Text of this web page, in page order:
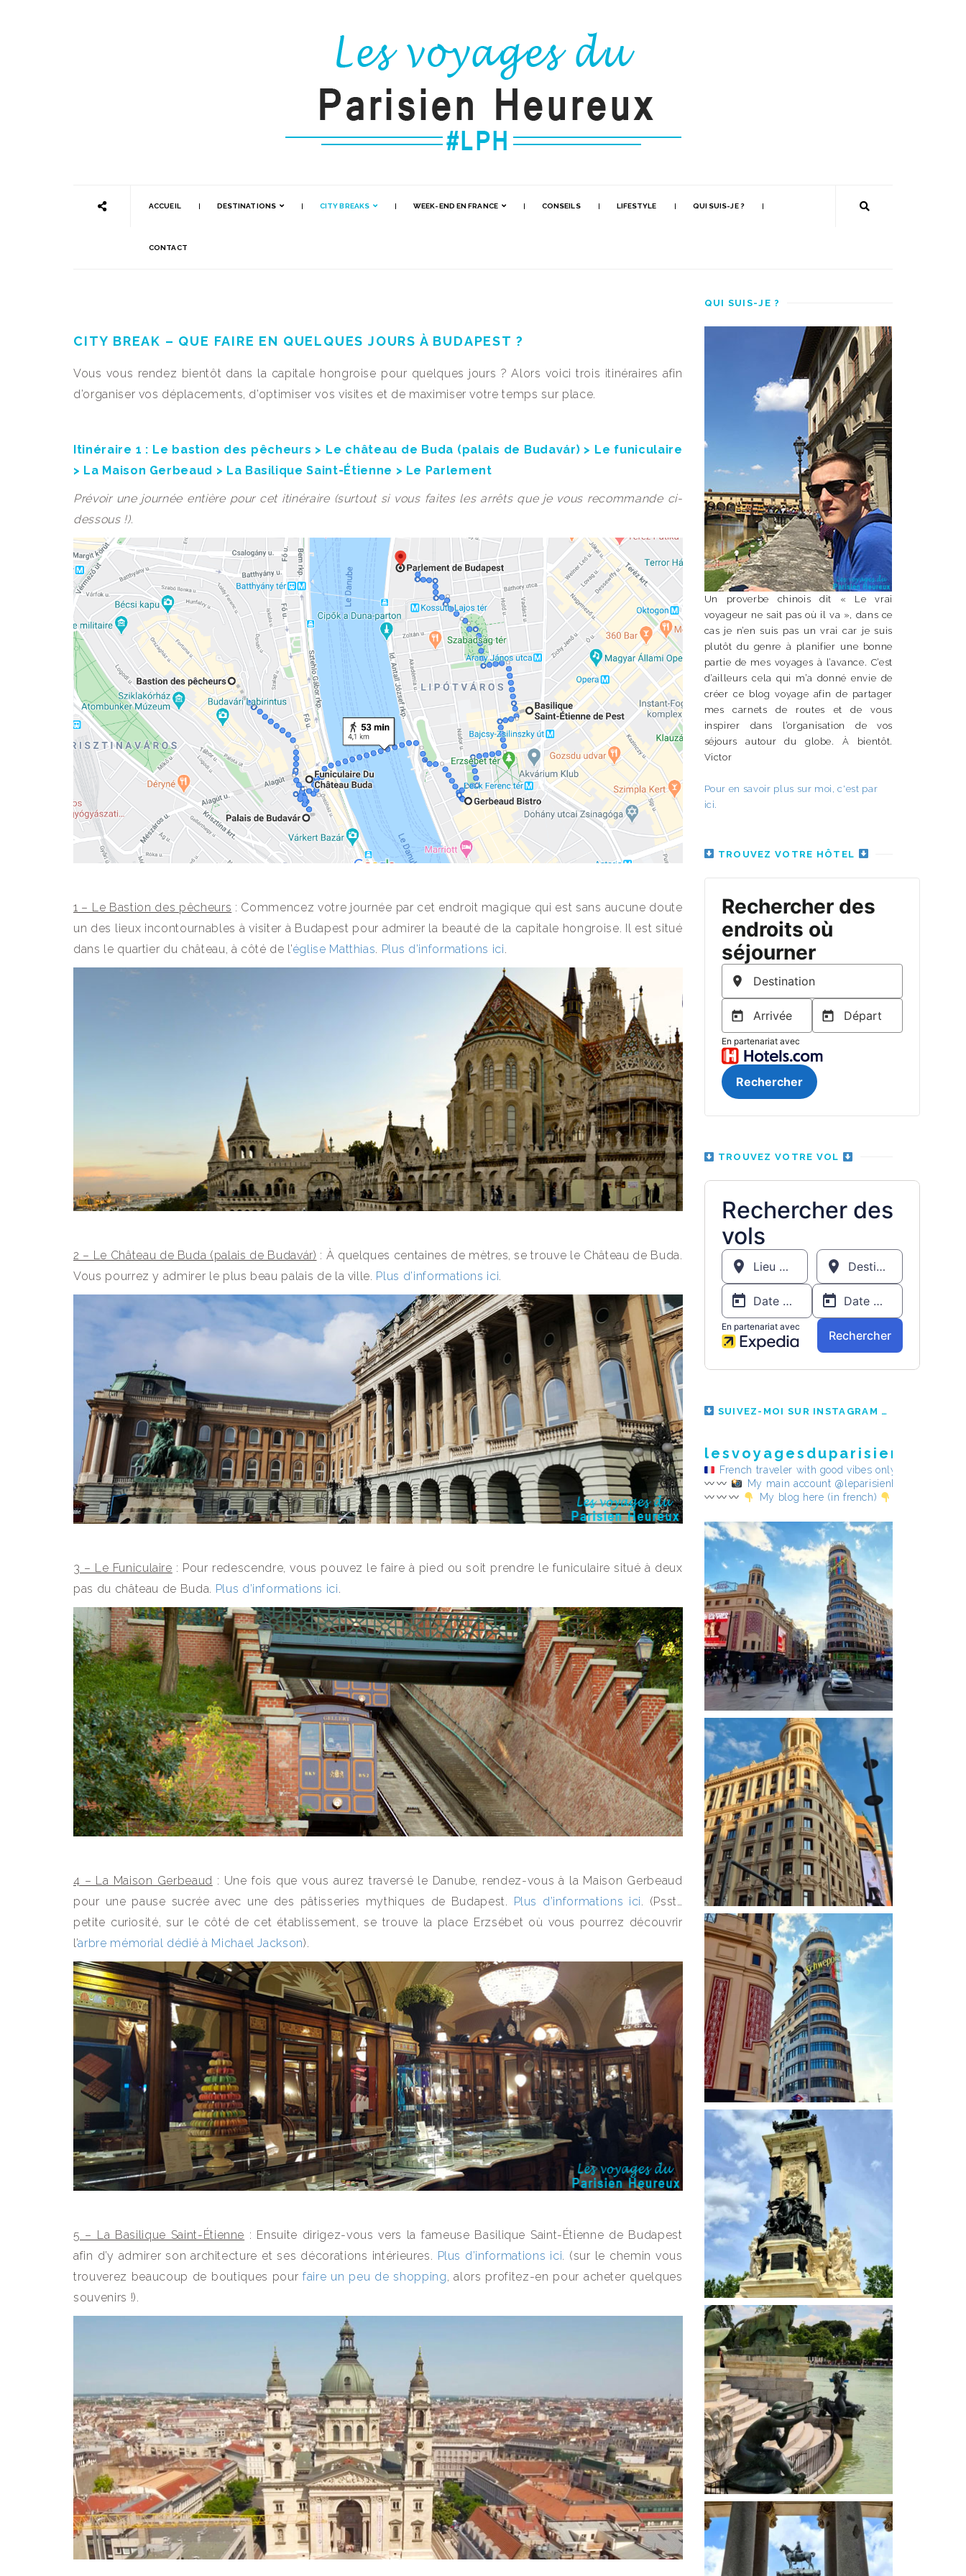
ACCUEIL DESTINATIONS CITY BREAKS WEEK-END EN FRANCE CONSEILS LIFESTYLE QUI SUIS-JE ?
CONTACT
CITY BREAK – QUE FAIRE EN QUELQUES JOURS À BUDAPEST ?
Vous vous rendez bientôt dans la capitale hongroise pour quelques jours ? Alors voici trois itinéraires afin
d’organiser vos déplacements, d’optimiser vos visites et de maximiser votre temps sur place.
Itinéraire 1 : Le bastion des pêcheurs > Le château de Buda (palais de Budavár) > Le funiculaire
> La Maison Gerbeaud > La Basilique Saint-Étienne > Le Parlement
Prévoir une journée entière pour cet itinéraire (surtout si vous faites les arrêts que je vous recommande ci-
dessous !).
1 – Le Bastion des pêcheurs : Commencez votre journée par cet endroit magique qui est sans aucune doute
un des lieux incontournables à visiter à Budapest pour admirer la beauté de la capitale hongroise. Il est situé
dans le quartier du château, à côté de l’église Matthias Plus d’informations ici
2 – Le Château de Buda (palais de Budavár) : À quelques centaines de mètres, se trouve le Château de Buda.
Vous pourrez y admirer le plus beau palais de la ville. Plus d’informations ici
3 – Le Funiculaire : Pour redescendre, vous pouvez le faire à pied ou soit prendre le funiculaire situé à deux
pas du château de Buda. Plus d’informations ici
4 – La Maison Gerbeaud : Une fois que vous aurez traversé le Danube, rendez-vous à la Maison Gerbeaud
pour une pause sucrée avec une des pâtisseries mythiques de Budapest. Plus d’informations ici
. (Psst…
petite curiosité, sur le côté de cet établissement, se trouve la place Erzsébet où vous pourrez découvrir
l’arbre mémorial dédié à Michael Jackson).
5 – La Basilique Saint-Étienne : Ensuite dirigez-vous vers la fameuse Basilique Saint-Étienne de Budapest
afin d’y admirer son architecture et ses décorations intérieures. Plus d’informations ici. (sur le chemin vous
trouverez beaucoup de boutiques pourfaire un peu de shopping, alors profitez-en pour acheter quelques
souvenirs !).
QUI SUIS-JE ?
Un proverbe chinois dit « Le vrai
voyageur ne sait pas où il va », dans ce
cas je n’en suis pas un vrai car je suis
plutôt du genre à planifier une bonne
partie de mes voyages à l’avance. C’est
d’ailleurs cela qui m’a donné envie de
créer ce blog voyage afin de partager
mes carnets de routes et de vous
inspirer dans l’organisation de vos
séjours autour du globe. À bientôt.
Victor
Pour en savoir plus sur moi, c'est par
ici.
TROUVEZ VOTRE HÔTEL
TROUVEZ VOTRE VOL
SUIVEZ-MOI SUR INSTAGRAM
French traveler with good vibes only
My main account @leparisienheureux
My blog here (in french)